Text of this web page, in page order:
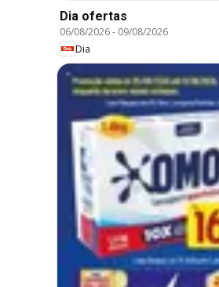
Dia ofertas
06/08/2026- 09/08/2026
Dia